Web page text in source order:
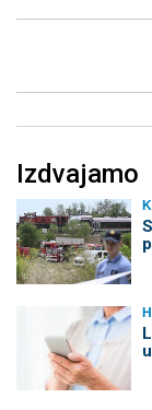
Izdvajamo